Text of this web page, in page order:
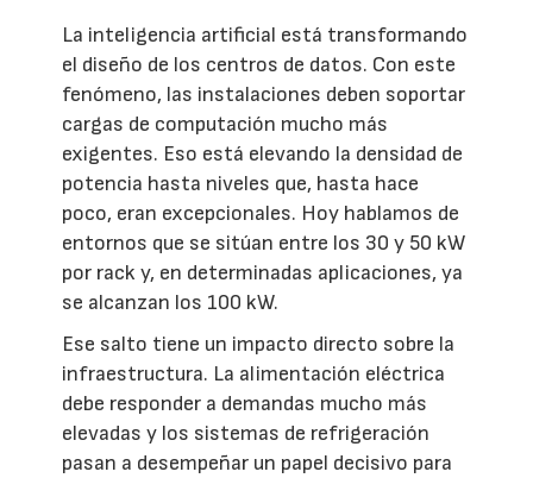
La inteligencia artificial está transformando
el diseño de los centros de datos. Con este
fenómeno, las instalaciones deben soportar
cargas de computación mucho más
exigentes. Eso está elevando la densidad de
potencia hasta niveles que, hasta hace
poco, eran excepcionales. Hoy hablamos de
entornos que se sitúan entre los 30 y 50 kW
por rack y, en determinadas aplicaciones, ya
se alcanzan los 100 kW.
Ese salto tiene un impacto directo sobre la
infraestructura. La alimentación eléctrica
debe responder a demandas mucho más
elevadas y los sistemas de refrigeración
pasan a desempeñar un papel decisivo para